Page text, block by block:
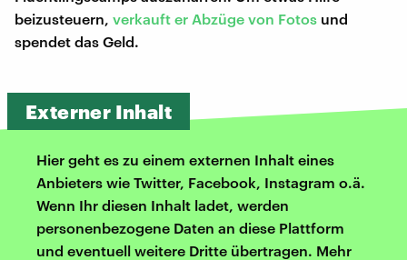
beizusteuern, verkauft er Abzüge von Fotos und
spendet das Geld.
Externer Inhalt
Hier geht es zu einem externen Inhalt eines
Anbieters wie Twitter, Facebook, Instagram o.ä.
Wenn Ihr diesen Inhalt ladet, werden
personenbezogene Daten an diese Plattform
und eventuell weitere Dritte übertragen. Mehr